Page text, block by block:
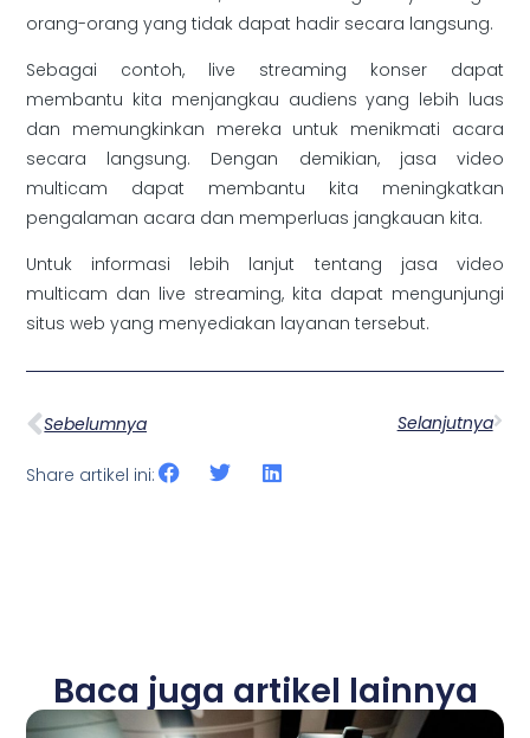
orang-orang yang tidak dapat hadir secara langsung.
Sebagai contoh, live streaming konser dapat
membantu kita menjangkau audiens yang lebih luas
dan memungkinkan mereka untuk menikmati acara
secara langsung. Dengan demikian, jasa video
multicam dapat membantu kita meningkatkan
pengalaman acara dan memperluas jangkauan kita.
Untuk informasi lebih lanjut tentang jasa video
multicam dan live streaming, kita dapat mengunjungi
situs web yang menyediakan layanan tersebut.
Sebelumnya Selanjutnya
Share artikel ini:
Baca juga artikel lainnya